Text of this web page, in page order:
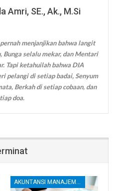
Amri, SE., Ak., M.Si
menjanjikan bahwa langit
Bunga selalu mekar, dan Mentari
Tapi ketahuilah bahwa DIA
pelangi di setiap badai, Senyum
Berkah di setiap cobaan, dan
doa.